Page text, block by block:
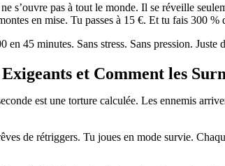
pas à tout le monde. Il se réveille
en mise. Tu passes à 15 €. Et tu fais 300 %
45 minutes. Sans stress. Sans pression.
et Comment les
est une torture calculée. Les ennemis
de rétriggers. Tu joues en mode survie.